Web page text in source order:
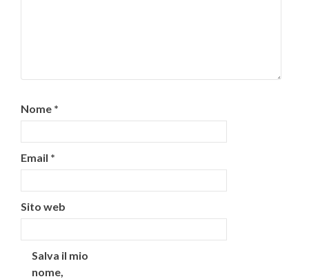
Nome *
Email *
Sito web
Salva il mio
nome,